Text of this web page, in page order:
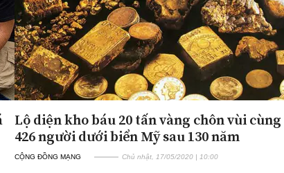
Lộ diện kho báu 20 tấn vàng chôn vùi cùng
426 người dưới biển Mỹ sau 130 năm
CỘNG ĐỒNG MẠNG Chủ nhật, 17/05/2020 | 10:00